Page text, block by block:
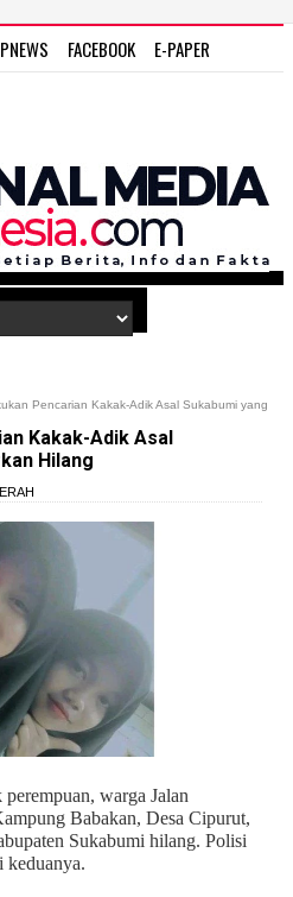
FACEBOOK
E-PAPER
Pencarian Kakak-Adik Asal Sukabumi yang
Kakak-Adik Asal
Hilang
perempuan, warga Jalan
Babakan, Desa Cipurut,
Sukabumi hilang. Polisi
keduanya.